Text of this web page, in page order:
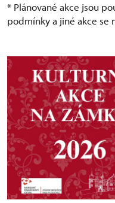
* Plánované akce jsou
podmínky a jiné akce se